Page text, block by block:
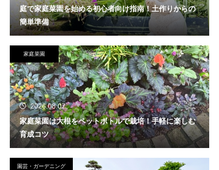
庭で家庭菜園を始める初心者向け指南！土作りからの
簡単準備
家庭菜園
2026.08.07
家庭菜園は大根をペットボトルで栽培！手軽に楽しむ
育成コツ
園芸・ガーデニング